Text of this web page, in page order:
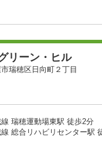
リーン・ヒル
瑞穂区日向町２丁目
瑞穂運動場東駅 徒歩2分
総合リハビリセンター駅